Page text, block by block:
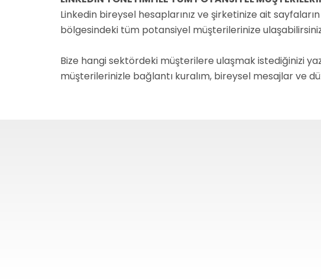
Linkedin bireysel hesaplarınız ve şirketinize ait
bölgesindeki tüm potansiyel müşterilerinize
Bize hangi sektördeki müşterilere ulaşmak istediğinizi
müşterilerinizle bağlantı kuralım, bireysel mesajlar ve